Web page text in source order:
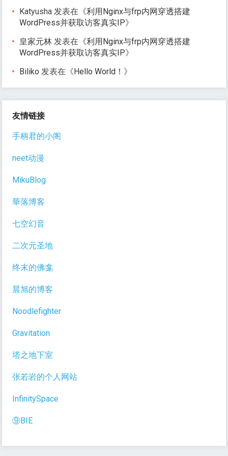
Katyusha 发表在《利用Nginx与frp内网穿透搭建
WordPress并获取访客真实IP》
皇家元林 发表在《利用Nginx与frp内网穿透搭建
WordPress并获取访客真实IP》
Biliko 发表在《Hello World！ 》
友情链接
手柄君的小阁
neet动漫
MikuBlog
華落博客
七空幻音
二次元圣地
终末的佛龛
晨旭的博客
Noodlefighter
Gravitation
塔之地下室
张若岩的个人网站
InfinitySpace
⑨BIE